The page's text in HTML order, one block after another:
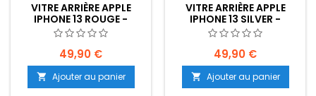
VITRE ARRIÈRE APPLE
IPHONE 13 ROUGE -
EMPLACEMENT: Z2-R15-
E33
49,90 €
 Ajouter au panier
VITRE ARRIÈRE APPLE
IPHONE 13 SILVER -
EMPLACEMENT: Z2-R15-
E33
49,90 €
 Ajouter au panier